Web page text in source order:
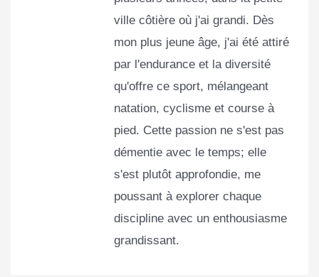
ville côtière où j'ai grandi. Dès
mon plus jeune âge, j'ai été attiré
par l'endurance et la diversité
qu'offre ce sport, mélangeant
natation, cyclisme et course à
pied. Cette passion ne s'est pas
démentie avec le temps; elle
s'est plutôt approfondie, me
poussant à explorer chaque
discipline avec un enthousiasme
grandissant.